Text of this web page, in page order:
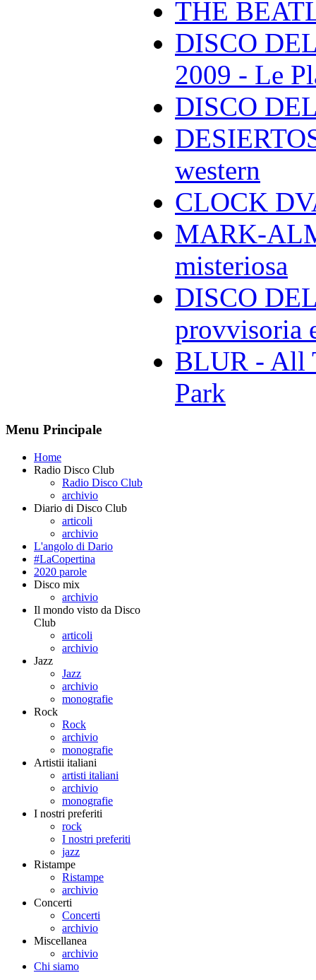
THE
DISCO
2009 - Le
DISCO
western
CLOCK
MARK-
misteriosa
DISCO
provvisoria
BLUR - All
Park
Menu Principale
Home
Radio Disco Club
Radio Disco Club
archivio
Diario di Disco Club
articoli
archivio
L'angolo di Dario
#LaCopertina
2020 parole
Disco mix
archivio
Il mondo visto da Disco
Club
articoli
archivio
Jazz
Jazz
archivio
monografie
Rock
Rock
archivio
monografie
Artistii italiani
artisti italiani
archivio
monografie
I nostri preferiti
rock
I nostri preferiti
jazz
Ristampe
Ristampe
archivio
Concerti
Concerti
archivio
Miscellanea
archivio
Chi siamo